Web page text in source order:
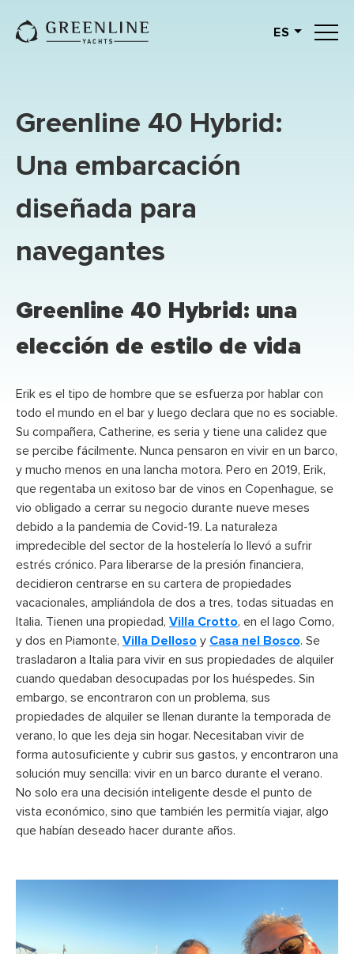
ES
French
Greenline 40 Hybrid:
Una embarcación
diseñada para
navegantes
Greenline 40 Hybrid: una
elección de estilo de vida
Erik es el tipo de hombre que se esfuerza por hablar con
todo el mundo en el bar y luego declara que no es sociable.
Su compañera, Catherine, es seria y tiene una calidez que
se percibe fácilmente. Nunca pensaron en vivir en un barco,
y mucho menos en una lancha motora. Pero en 2019, Erik,
que regentaba un exitoso bar de vinos en Copenhague, se
vio obligado a cerrar su negocio durante nueve meses
debido a la pandemia de Covid-19. La naturaleza
impredecible del sector de la hostelería lo llevó a sufrir
estrés crónico. Para liberarse de la presión financiera,
decidieron centrarse en su cartera de propiedades
vacacionales, ampliándola de dos a tres, todas situadas en
Italia. Tienen una propiedad, Villa Crotto, en el lago Como,
y dos en Piamonte, Villa Delloso y Casa nel Bosco. Se
trasladaron a Italia para vivir en sus propiedades de alquiler
cuando quedaban desocupadas por los huéspedes. Sin
embargo, se encontraron con un problema, sus
propiedades de alquiler se llenan durante la temporada de
verano, lo que les deja sin hogar. Necesitaban vivir de
forma autosuficiente y cubrir sus gastos, y encontraron una
solución muy sencilla: vivir en un barco durante el verano.
No solo era una decisión inteligente desde el punto de
vista económico, sino que también les permitía viajar, algo
que habían deseado hacer durante años.